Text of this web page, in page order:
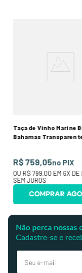
Taça de Vinho Marine
Bahamas
R$ 759,05no PIX
OU R$ 799,00 EM 6X DE
SEM JUROS
COMPRAR
Não perca nossas
Cadastre-se e